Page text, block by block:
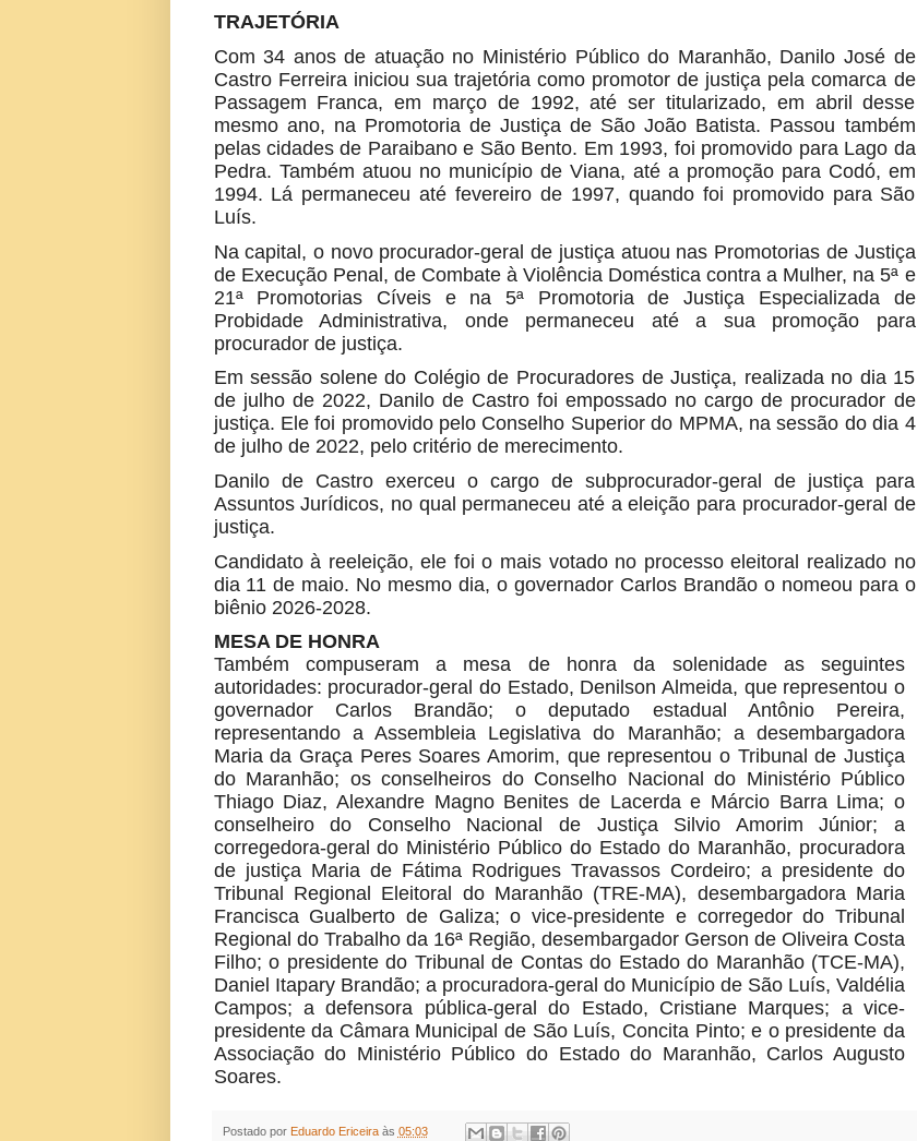
TRAJETÓRIA
Com 34 anos de atuação no Ministério Público do Maranhão, Danilo José de
Castro Ferreira iniciou sua trajetória como promotor de justiça pela comarca de
Passagem Franca, em março de 1992, até ser titularizado, em abril desse
mesmo ano, na Promotoria de Justiça de São João Batista. Passou também
pelas cidades de Paraibano e São Bento. Em 1993, foi promovido para Lago da
Pedra. Também atuou no município de Viana, até a promoção para Codó, em
1994. Lá permaneceu até fevereiro de 1997, quando foi promovido para São
Luís.
Na capital, o novo procurador-geral de justiça atuou nas Promotorias de Justiça
de Execução Penal, de Combate à Violência Doméstica contra a Mulher, na 5ª e
21ª Promotorias Cíveis e na 5ª Promotoria de Justiça Especializada de
Probidade Administrativa, onde permaneceu até a sua promoção para
procurador de justiça.
Em sessão solene do Colégio de Procuradores de Justiça, realizada no dia 15
de julho de 2022, Danilo de Castro foi empossado no cargo de procurador de
justiça. Ele foi promovido pelo Conselho Superior do MPMA, na sessão do dia 4
de julho de 2022, pelo critério de merecimento.
Danilo de Castro exerceu o cargo de subprocurador-geral de justiça para
Assuntos Jurídicos, no qual permaneceu até a eleição para procurador-geral de
justiça.
Candidato à reeleição, ele foi o mais votado no processo eleitoral realizado no
dia 11 de maio. No mesmo dia, o governador Carlos Brandão o nomeou para o
biênio 2026-2028.
MESA DE HONRA
Também compuseram a mesa de honra da solenidade as seguintes
autoridades: procurador-geral do Estado, Denilson Almeida, que representou o
governador Carlos Brandão; o deputado estadual Antônio Pereira,
representando a Assembleia Legislativa do Maranhão; a desembargadora
Maria da Graça Peres Soares Amorim, que representou o Tribunal de Justiça
do Maranhão; os conselheiros do Conselho Nacional do Ministério Público
Thiago Diaz, Alexandre Magno Benites de Lacerda e Márcio Barra Lima; o
conselheiro do Conselho Nacional de Justiça Silvio Amorim Júnior; a
corregedora-geral do Ministério Público do Estado do Maranhão, procuradora
de justiça Maria de Fátima Rodrigues Travassos Cordeiro; a presidente do
Tribunal Regional Eleitoral do Maranhão (TRE-MA), desembargadora Maria
Francisca Gualberto de Galiza; o vice-presidente e corregedor do Tribunal
Regional do Trabalho da 16ª Região, desembargador Gerson de Oliveira Costa
Filho; o presidente do Tribunal de Contas do Estado do Maranhão (TCE-MA),
Daniel Itapary Brandão; a procuradora-geral do Município de São Luís, Valdélia
Campos; a defensora pública-geral do Estado, Cristiane Marques; a vice-
presidente da Câmara Municipal de São Luís, Concita Pinto; e o presidente da
Associação do Ministério Público do Estado do Maranhão, Carlos Augusto
Soares.
Postado por Eduardo Ericeira às 05:03